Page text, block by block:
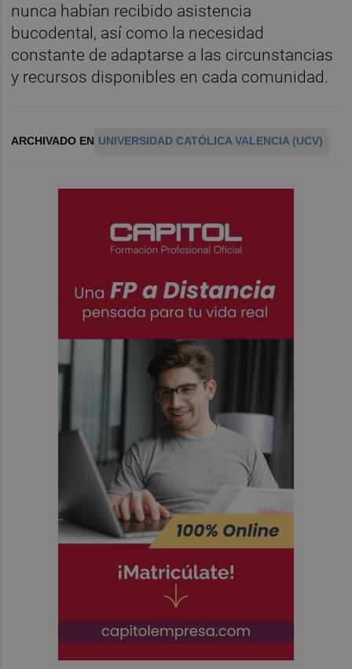
nunca habían recibido asistencia
bucodental, así como la necesidad
constante de adaptarse a las circunstancias
y recursos disponibles en cada comunidad.
ARCHIVADO EN UNIVERSIDAD CATÓLICA VALENCIA (UCV)